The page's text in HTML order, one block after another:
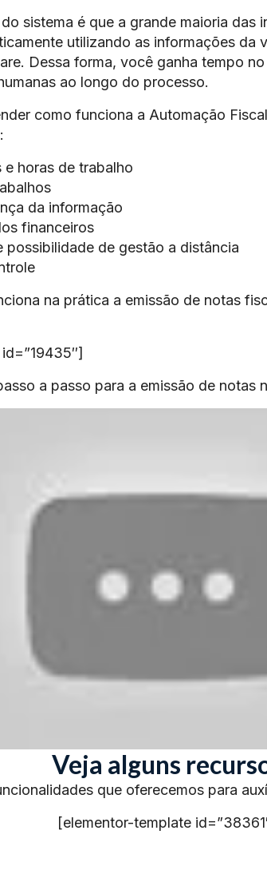
sistema é que a grande maioria das
utilizando as informações da
Dessa forma, você ganha tempo
ao longo do processo.
como funciona a Automação
e horas de trabalho
da informação
financeiros
possibilidade de gestão a distância
na prática a emissão de notas
a passo para a emissão de notas
Veja alguns
que oferecemos para
[elementor-template